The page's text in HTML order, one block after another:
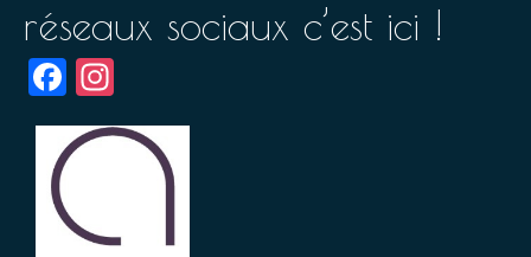
réseaux sociaux c’est ici !
Facebook